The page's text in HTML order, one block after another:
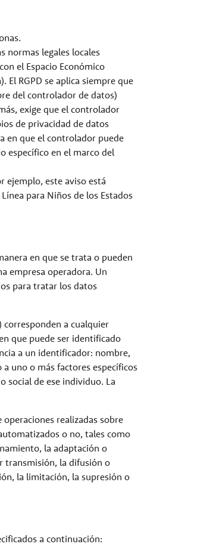
normas legales locales
el Espacio Económico
El RGPD se aplica siempre que
del controlador de datos)
exige que el controlador
de privacidad de datos
en que el controlador puede
específico en el marco del
ejemplo, este aviso está
para Niños de los Estados
en que se trata o pueden
empresa operadora. Un
para tratar los datos
corresponden a cualquier
que puede ser identificado
a un identificador: nombre,
uno o más factores específicos
social de ese individuo. La
realizadas sobre
o no, tales como
la adaptación o
transmisión, la difusión o
la limitación, la supresión o
a continuación: